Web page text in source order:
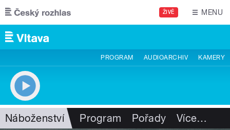
Přejít k hlavnímu obsahu
ŽIVĚ MENU
PROGRAM AUDIOARCHIV KAMERY
Náboženství Program Pořady Více…